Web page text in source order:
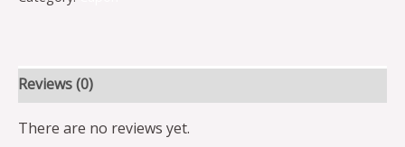
Reviews (0)
There are no reviews yet.